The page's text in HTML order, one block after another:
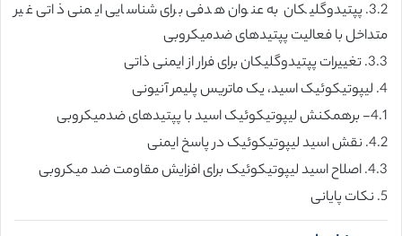
3.2. پپتیدوگلیکان به عنوان هدفی برای شناسایی ایمنی ذاتی غیر
متداخل با فعالیت پپتیدهای ضدمیکروبی
3.3. تغییرات پپتیدوگلیکان برای فرار از ایمنی ذاتی
4. لیپوتیکوئیک اسید، یک ماتریس پلیمر آنیونی
4.1- برهمکنش لیپوتیکوئیک اسید با پپتیدهای ضدمیکروبی
4.2. نقش اسید لیپوتیکوئیک در پاسخ ایمنی
4.3. اصلاح اسید لیپوتیکوئیک برای افزایش مقاومت ضد میکروبی
5. نکات پایانی